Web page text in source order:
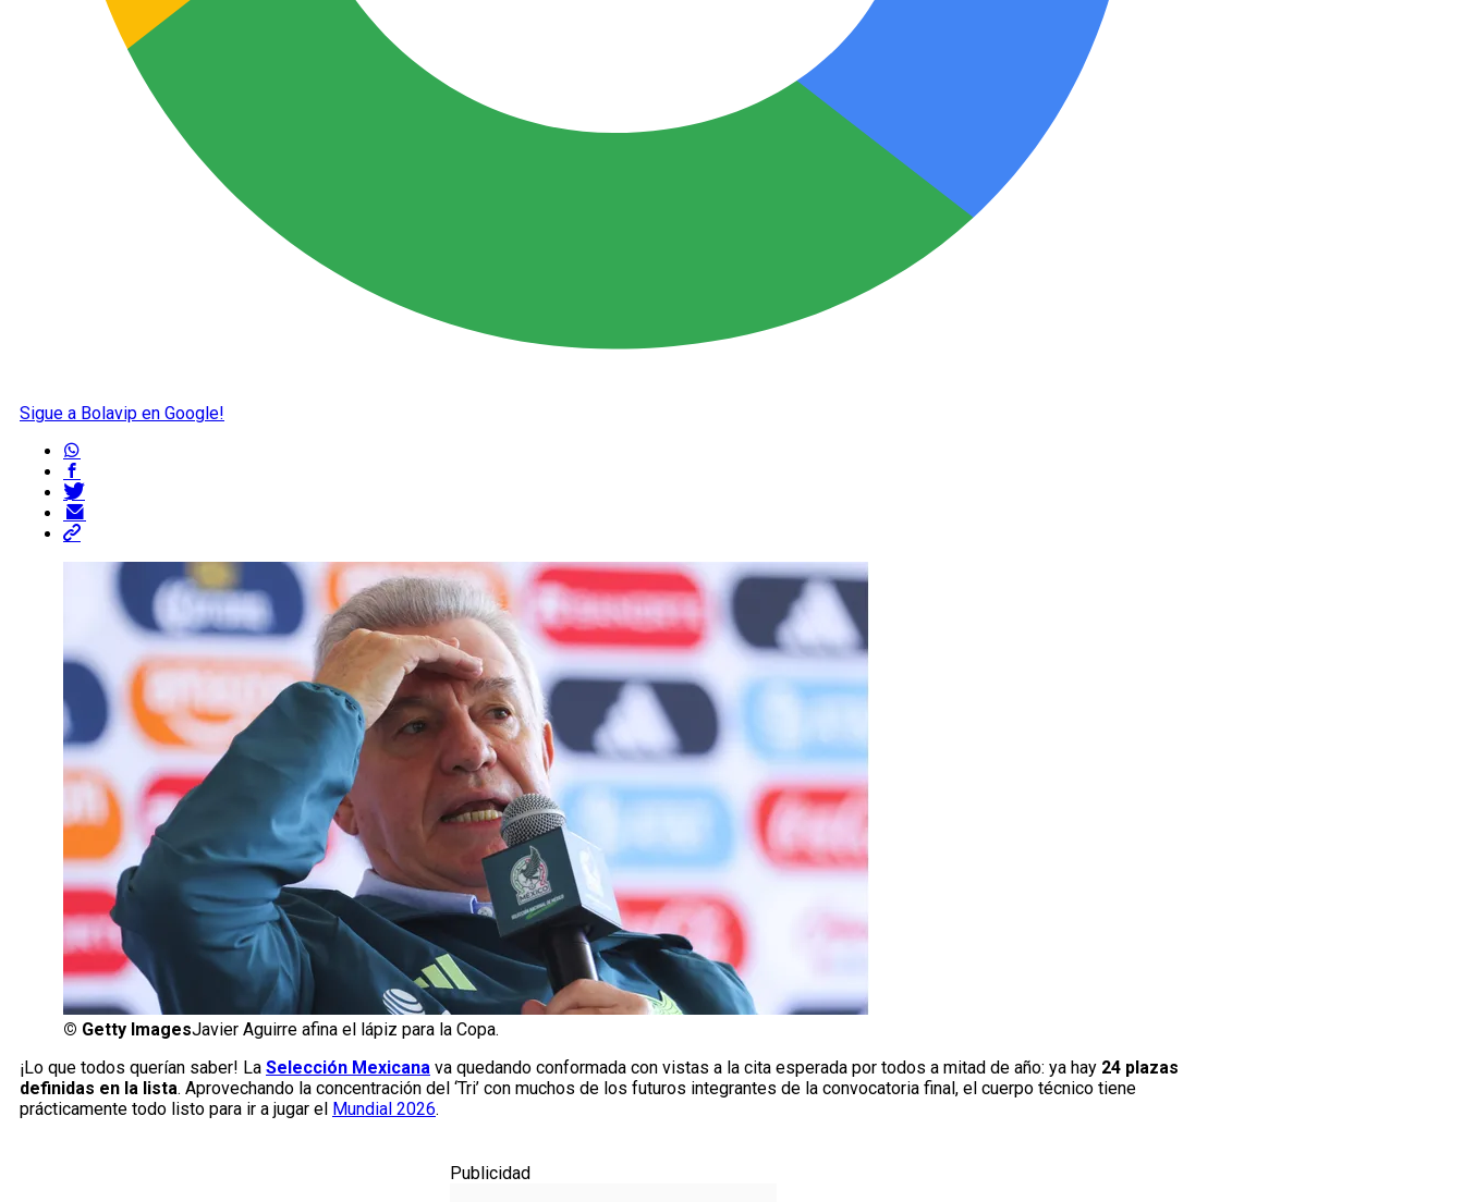
Sigue a Bolavip en Google!
© Getty ImagesJavier Aguirre afina el lápiz para la Copa.
¡Lo que todos querían saber! La Selección Mexicana va quedando conformada con vistas a la cita esperada por todos a mitad de año: ya hay 24 plazas
definidas en la lista. Aprovechando la concentración del ‘Tri’ con muchos de los futuros integrantes de la convocatoria final, el cuerpo técnico tiene
prácticamente todo listo para ir a jugar el Mundial 2026.
Publicidad